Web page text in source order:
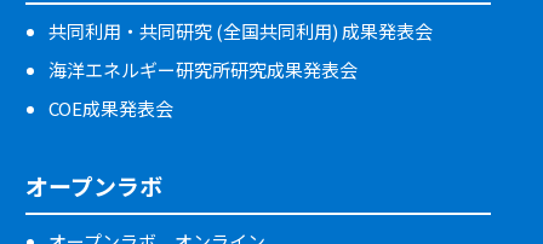
共同利用・共同研究 (全国共同利用) 成果発表会
海洋エネルギー研究所研究成果発表会
COE成果発表会
オープンラボ